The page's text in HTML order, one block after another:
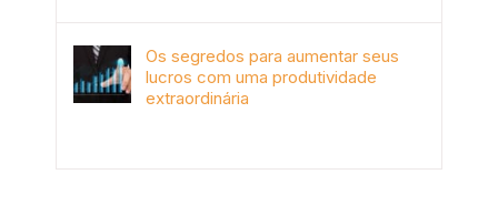
Os segredos para aumentar seus
lucros com uma produtividade
extraordinária